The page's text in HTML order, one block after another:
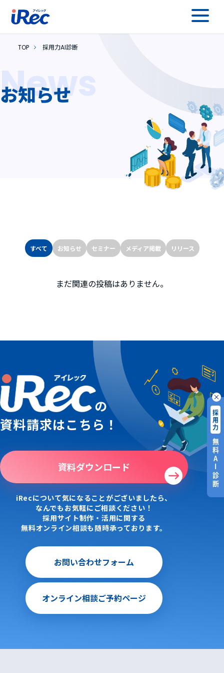
TOP 採用力AI診断
News
お知らせ
すべて お知らせ セミナー メディア掲載 リリース
まだ関連の投稿はありません。
の
資料請求はこちら！
資料ダウンロード
iRecについて気になることがございましたら、
なんでもお気軽にご相談ください！
採用サイト制作・活用に関する
無料オンライン相談も随時承っております。
お問い合わせフォーム
オンライン相談ご予約ページ